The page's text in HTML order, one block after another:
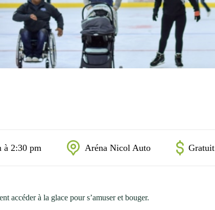
à 2:30 pm Aréna Nicol Auto Gratuit
accéder à la glace pour s’amuser et bouger.